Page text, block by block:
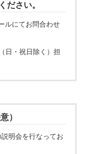
ださい。
ルにてお問合わせ
日・祝日除く）担
）
明会を行なってお